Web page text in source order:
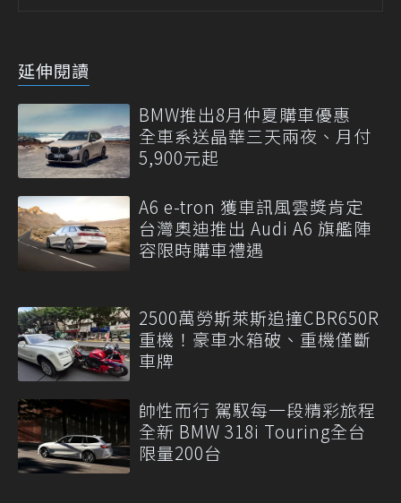
延伸閱讀
BMW推出8月仲夏購車優惠
全車系送晶華三天兩夜、月付
5,900元起
A6 e-tron 獲車訊風雲獎肯定
台灣奧迪推出 Audi A6 旗艦陣
容限時購車禮遇
2500萬勞斯萊斯追撞CBR650R
重機！豪車水箱破、重機僅斷
車牌
帥性而行 駕馭每一段精彩旅程
全新 BMW 318i Touring全台
限量200台